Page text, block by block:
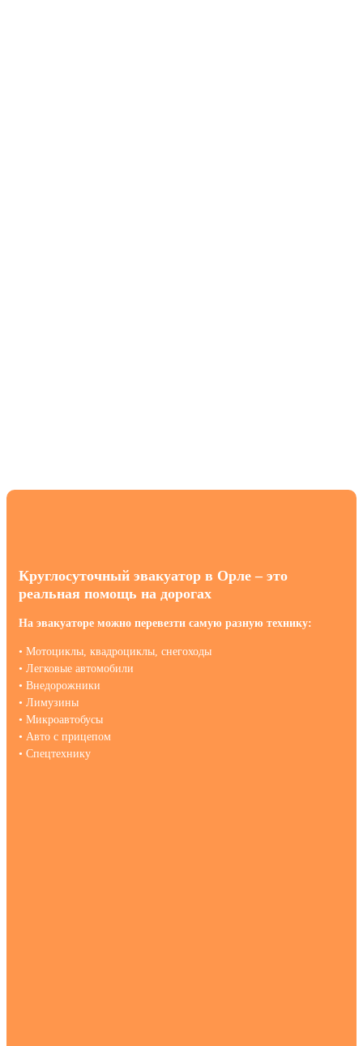
Круглосуточный эвакуатор в Орле – это
реальная помощь на дорогах
На эвакуаторе можно перевезти самую разную технику:
• Мотоциклы, квадроциклы, снегоходы
• Легковые автомобили
• Внедорожники
• Лимузины
• Микроавтобусы
• Авто с прицепом
• Спецтехнику